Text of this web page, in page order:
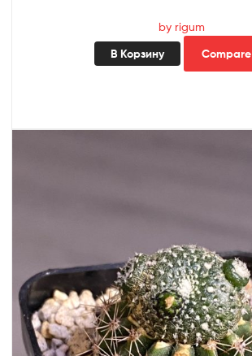
by rigum
В Корзину Compare